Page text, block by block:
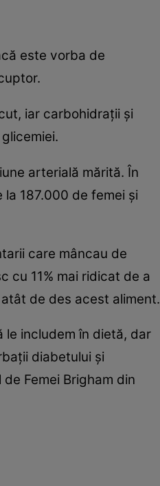
este vorba de
iar carbohidraţii şi
arterială mărită. În
187.000 de femei şi
care mâncau de
cu 11% mai ridicat de a
de des acest aliment.
le includem în dietă, dar
diabetului şi
Femei Brigham din